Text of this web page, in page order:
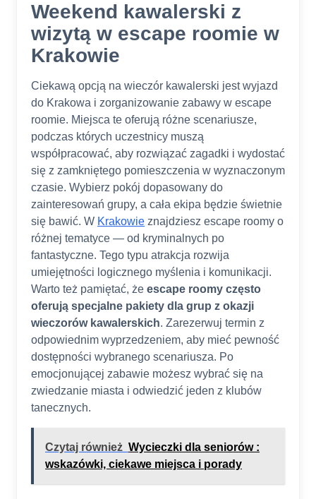
Weekend kawalerski z
wizytą w escape roomie w
Krakowie
Ciekawą opcją na wieczór kawalerski jest wyjazd
do Krakowa i zorganizowanie zabawy w escape
roomie. Miejsca te oferują różne scenariusze,
podczas których uczestnicy muszą
współpracować, aby rozwiązać zagadki i wydostać
się z zamkniętego pomieszczenia w wyznaczonym
czasie. Wybierz pokój dopasowany do
zainteresowań grupy, a cała ekipa będzie świetnie
się bawić. W Krakowie znajdziesz escape roomy o
różnej tematyce — od kryminalnych po
fantastyczne. Tego typu atrakcja rozwija
umiejętności logicznego myślenia i komunikacji.
Warto też pamiętać, że escape roomy często
oferują specjalne pakiety dla grup z okazji
wieczorów kawalerskich. Zarezerwuj termin z
odpowiednim wyprzedzeniem, aby mieć pewność
dostępności wybranego scenariusza. Po
emocjonującej zabawie możesz wybrać się na
zwiedzanie miasta i odwiedzić jeden z klubów
tanecznych.
Czytaj również Wycieczki dla seniorów :
wskazówki, ciekawe miejsca i porady